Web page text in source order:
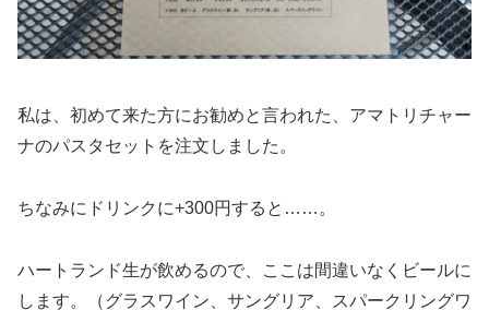
私は、初めて来た方にお勧めと言われた、アマトリチャー
ナのパスタセットを注文しました。
ちなみにドリンクに+300円すると……。
ハートランド生が飲めるので、ここは間違いなくビールに
します。（グラスワイン、サングリア、スパークリングワ